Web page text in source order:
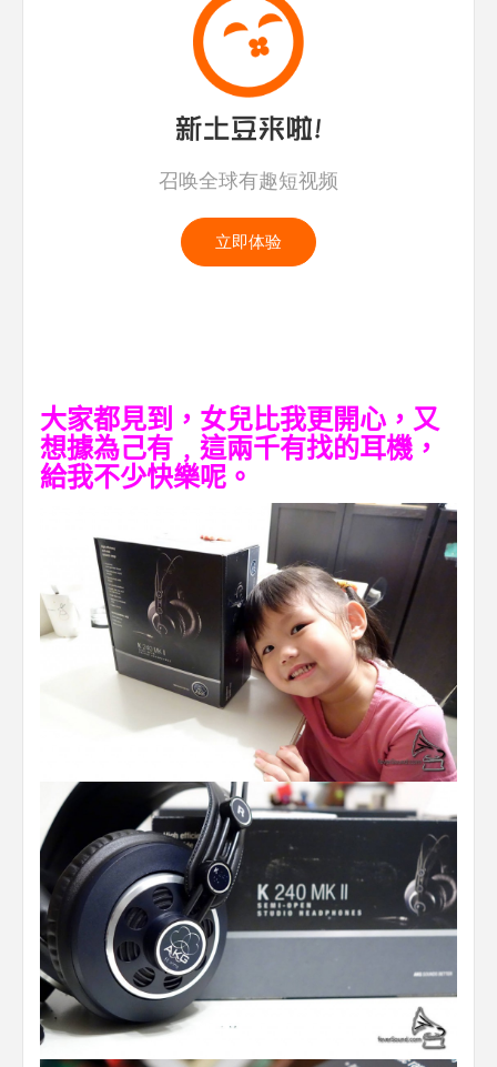
大家都見到，女兒比我更開心，又
想據為己有﹐這兩千有找的耳機，
給我不少快樂呢。